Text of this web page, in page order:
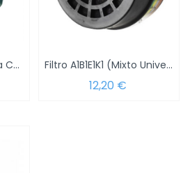
Mascarilla Respiratoria Con Filtro y Valvulas Filtro A1B1E1K1 (Mixto Universal)
12,20 €